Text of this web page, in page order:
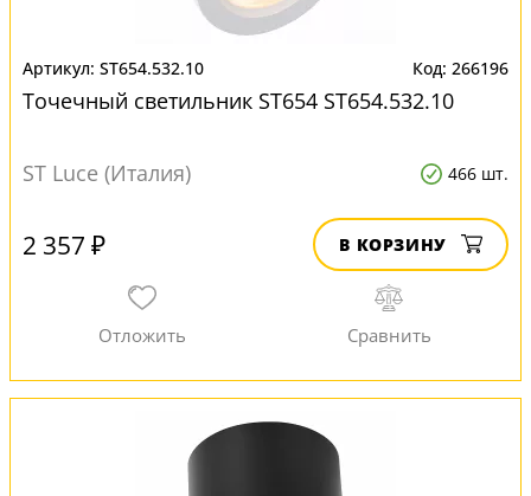
ST654.532.10 266196
Точечный светильник ST654 ST654.532.10
ST Luce (Италия) 466 шт.
2 357 ₽ В КОРЗИНУ